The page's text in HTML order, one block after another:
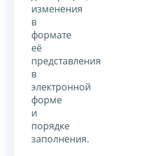
изменения
в
формате
её
представления
в
электронной
форме
и
порядке
заполнения.